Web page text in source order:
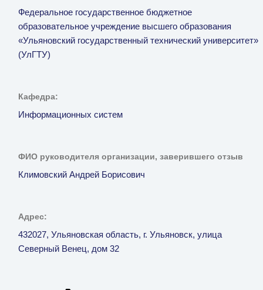
Федеральное государственное бюджетное
образовательное учреждение высшего образования
«Ульяновский государственный технический университет»
(УлГТУ)
Кафедра:
Информационных систем
ФИО руководителя организации, заверившего отзыв
Климовский Андрей Борисович
Адрес:
432027, Ульяновская область, г. Ульяновск, улица
Северный Венец, дом 32